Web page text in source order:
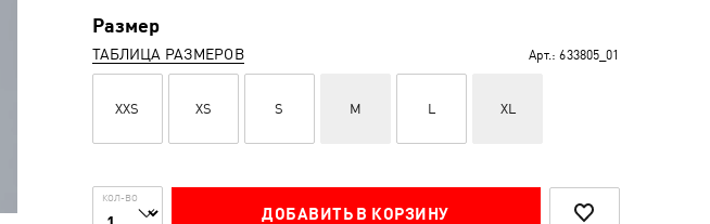
Размер
ТАБЛИЦА РАЗМЕРОВ Арт.: 633805_01
XXS XS S M L XL
КОЛ-ВО
ДОБАВИТЬ В КОРЗИНУ